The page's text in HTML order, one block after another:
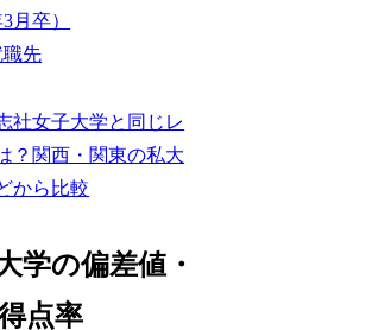
月卒）
職先
社女子大学と同じレ
？関西・関東の私大
から比較
学の偏差値・
点率